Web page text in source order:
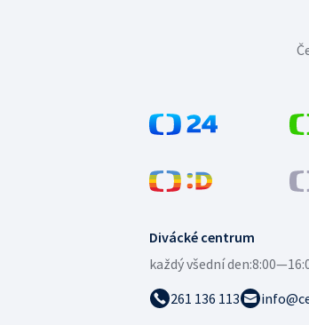
Divácké centrum
každý všední den:
261 136 113